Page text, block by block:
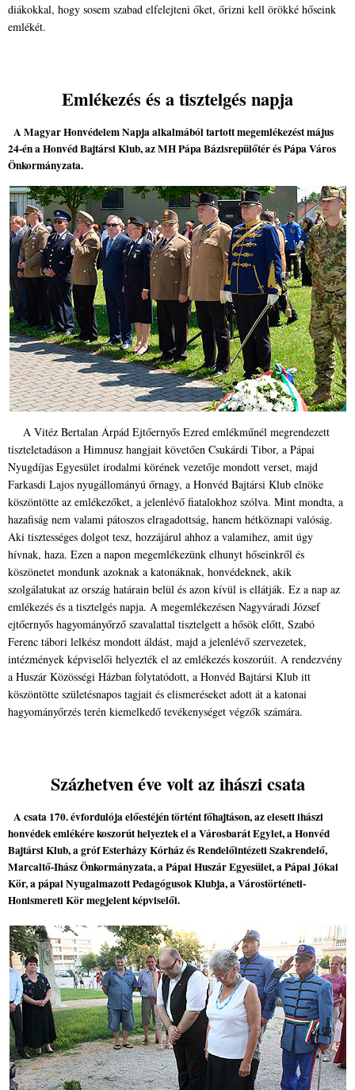
diákokkal, hogy sosem szabad elfelejteni őket, őrizni kell örökké hőseink
emlékét.
Emlékezés és a tisztelgés napja
A Magyar Honvédelem Napja alkalmából tartott megemlékezést május
24-én a Honvéd Bajtársi Klub, az MH Pápa Bázisrepülőtér és Pápa Város
Önkormányzata.
A Vitéz Bertalan Árpád Ejtőernyős Ezred emlékműnél megrendezett
tiszteletadáson a Himnusz hangjait követően Csukárdi Tibor, a Pápai
Nyugdíjas Egyesület irodalmi körének vezetője mondott verset, majd
Farkasdi Lajos nyugállományú őrnagy, a Honvéd Bajtársi Klub elnöke
köszöntötte az emlékezőket, a jelenlévő fiatalokhoz szólva. Mint mondta, a
hazafiság nem valami pátoszos elragadottság, hanem hétköznapi valóság.
Aki tisztességes dolgot tesz, hozzájárul ahhoz a valamihez, amit úgy
hívnak, haza. Ezen a napon megemlékezünk elhunyt hőseinkről és
köszönetet mondunk azoknak a katonáknak, honvédeknek, akik
szolgálatukat az ország határain belül és azon kívül is ellátják. Ez a nap az
emlékezés és a tisztelgés napja. A megemlékezésen Nagyváradi József
ejtőernyős hagyományőrző szavalattal tisztelgett a hősök előtt, Szabó
Ferenc tábori lelkész mondott áldást, majd a jelenlévő szervezetek,
intézmények képviselői helyezték el az emlékezés koszorúit. A rendezvény
a Huszár Közösségi Házban folytatódott, a Honvéd Bajtársi Klub itt
köszöntötte születésnapos tagjait és elismeréseket adott át a katonai
hagyományőrzés terén kiemelkedő tevékenységet végzők számára.
Százhetven éve volt az ihászi csata
A csata 170. évfordulója előestéjén történt főhajtáson, az elesett ihászi
honvédek emlékére koszorút helyeztek el a Városbarát Egylet, a Honvéd
Bajtársi Klub, a gróf Esterházy Kórház és Rendelőintézeti Szakrendelő,
Marcaltő-Ihász Önkormányzata, a Pápai Huszár Egyesület, a Pápai Jókai
Kör, a pápai Nyugalmazott Pedagógusok Klubja, a Várostörténeti-
Honismereti Kör megjelent képviselői.